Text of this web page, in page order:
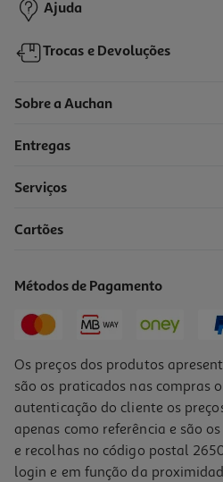
Ajuda
Trocas e Devoluções
Sobre a Auchan
Entregas
Serviços
Cartões
Métodos de Pagamento
Os preços dos produtos
são os praticados nas compras
autenticação do cliente os
apenas como referência e são
e recolhas no código postal
login e em função da